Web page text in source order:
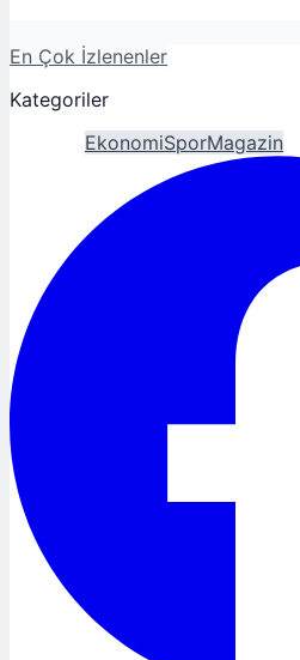
En Çok İzlenenler
Kategoriler
EkonomiSporMagazin